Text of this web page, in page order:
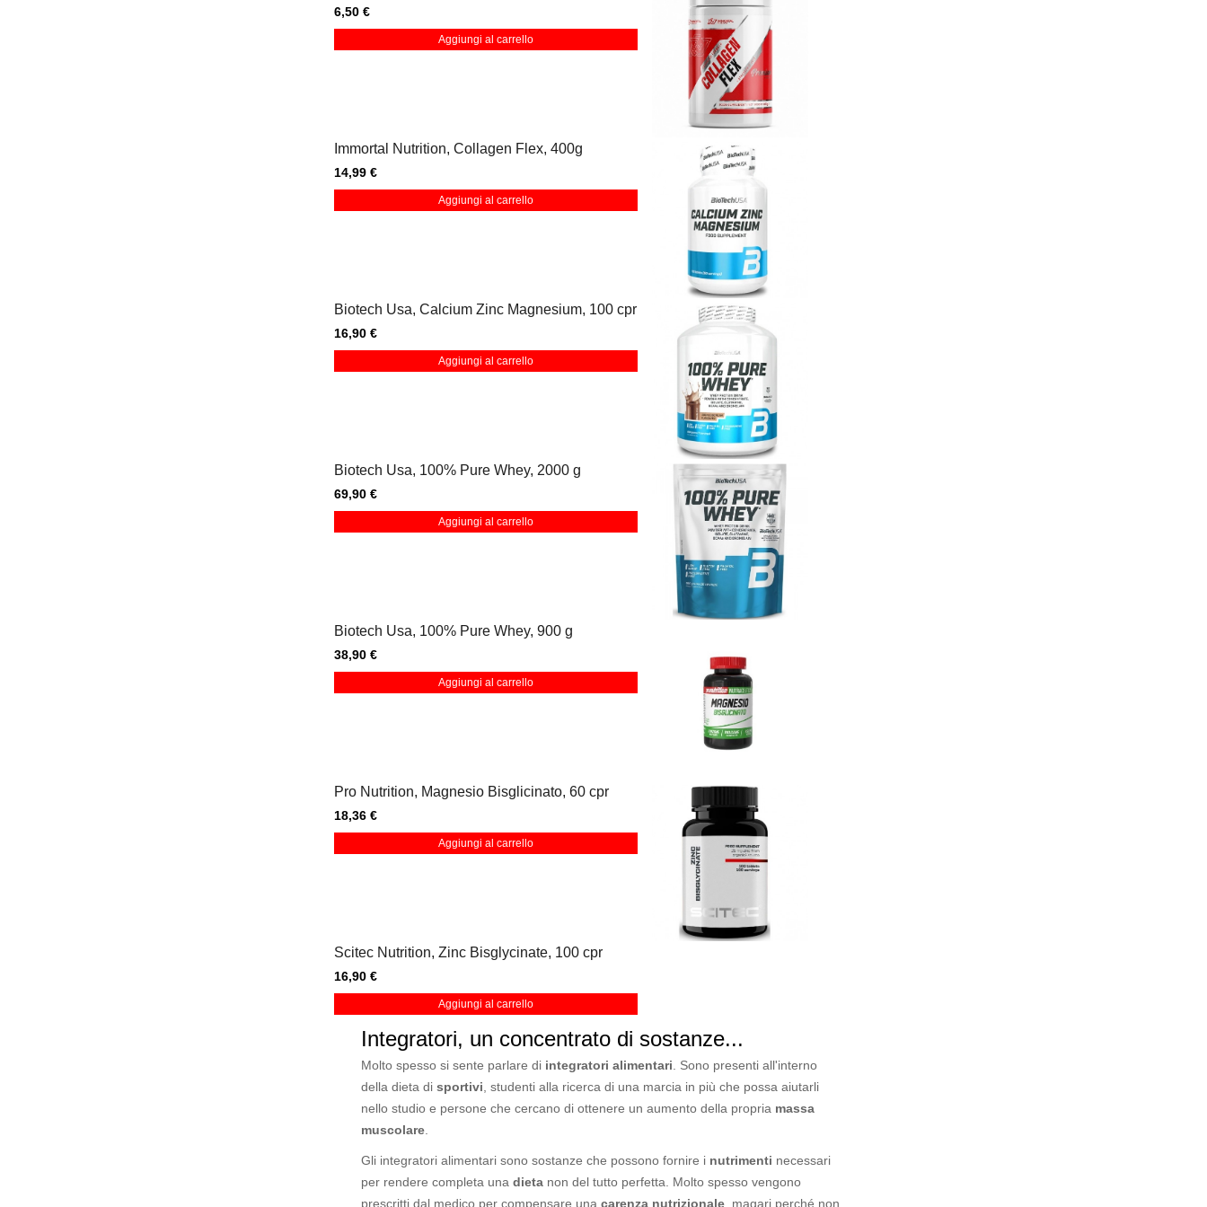
6,50 €
Aggiungi al carrello
Immortal Nutrition, Collagen Flex, 400g
14,99 €
Aggiungi al carrello
Biotech Usa, Calcium Zinc Magnesium, 100 cpr
16,90 €
Aggiungi al carrello
Biotech Usa, 100% Pure Whey, 2000 g
69,90 €
Aggiungi al carrello
Biotech Usa, 100% Pure Whey, 900 g
38,90 €
Aggiungi al carrello
Pro Nutrition, Magnesio Bisglicinato, 60 cpr
18,36 €
Aggiungi al carrello
Scitec Nutrition, Zinc Bisglycinate, 100 cpr
16,90 €
Aggiungi al carrello
Integratori, un concentrato di sostanze...
Molto spesso si sente parlare di integratori alimentari . Sono presenti all'interno
della dieta di sportivi , studenti alla ricerca di una marcia in più che possa aiutarli
nello studio e persone che cercano di ottenere un aumento della propria massa
muscolare
Gli integratori alimentari sono sostanze che possono fornire i nutrimenti necessari
per rendere completa una dieta non del tutto perfetta. Molto spesso vengono
prescritti dal medico per compensare una carenza nutrizionale , magari perché non